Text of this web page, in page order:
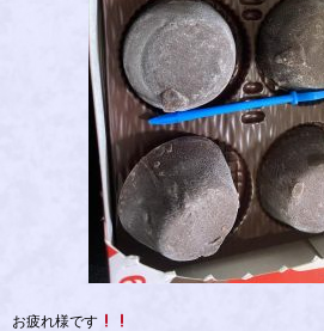
お疲れ様です